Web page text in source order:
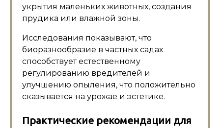
укрытия маленьких животных, создания
прудика или влажной зоны.
Исследования показывают, что
биоразнообразие в частных садах
способствует естественному
регулированию вредителей и
улучшению опыления, что положительно
сказывается на урожае и эстетике.
Практические рекомендации для